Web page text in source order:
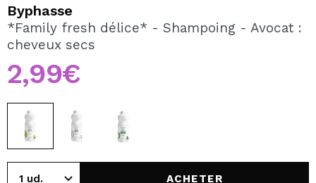
En créant un compte sur Maquibeauty.fr vous pourrez
effectuer vos achats rapidement, vérifier l'état de vos
CRÉER UN COMPTE
Byphasse
*Family fresh délice* - Shampoing - Avocat :
cheveux secs
2,99€
ACHETER